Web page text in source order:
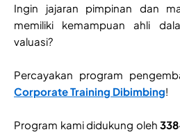
Ingin jajaran pimpinan dan
memiliki kemampuan ahli
valuasi?
Percayakan program
Corporate Training Dibimbing!
Program kami didukung oleh